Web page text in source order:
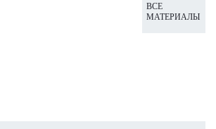
ВСЕ
МАТЕРИАЛЫ